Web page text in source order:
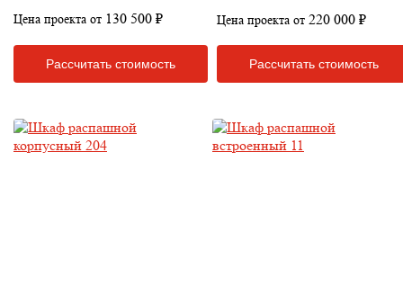
Цена проекта от 130 500 ₽
Рассчитать стоимость
Цена проекта от 220 000 ₽
Рассчитать стоимость